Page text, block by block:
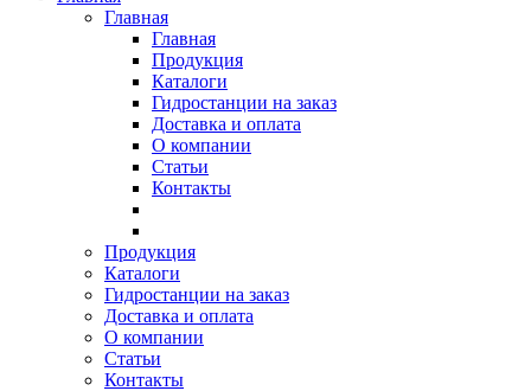
Главная
Главная
Продукция
Каталоги
Гидростанции на заказ
Доставка и оплата
О компании
Статьи
Контакты
Продукция
Каталоги
Гидростанции на заказ
Доставка и оплата
О компании
Статьи
Контакты